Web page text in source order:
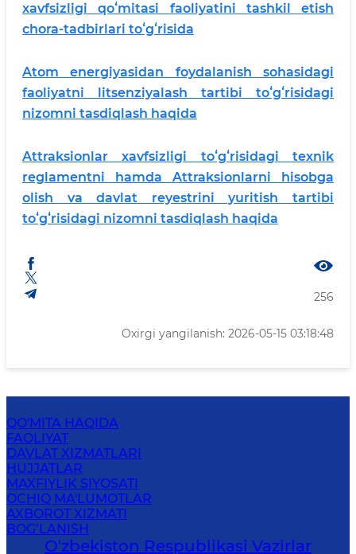
xavfsizligi qoʻmitasi faoliyatini tashkil etish
chora-tadbirlari toʻgʻrisida
Atom energiyasidan foydalanish sohasidagi
faoliyatni litsenziyalash tartibi toʻgʻrisidagi
nizomni tasdiqlash haqida
Attraksionlar xavfsizligi toʻgʻrisidagi texnik
reglamentni hamda Attraksionlarni hisobga
olish va davlat reyestrini yuritish tartibi
toʻgʻrisidagi nizomni tasdiqlash haqida
256
Oxirgi yangilanish: 2026-05-15 03:18:48
QO'MITA HAQIDA
FAOLIYAT
DAVLAT XIZMATLARI
HUJJATLAR
MAXFIYLIK SIYOSATI
OCHIQ MA'LUMOTLAR
AXBOROT XIZMATI
BOG‘LANISH
O'zbekiston Respublikasi Vazirlar